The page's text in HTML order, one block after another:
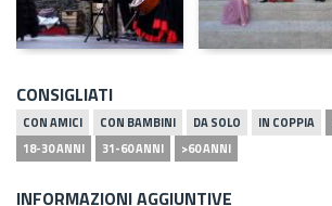
CONSIGLIATI
CON AMICI CON BAMBINI DA SOLO IN COPPIA
18-30 ANNI
31-60 ANNI >60 ANNI
INFORMAZIONI AGGIUNTIVE